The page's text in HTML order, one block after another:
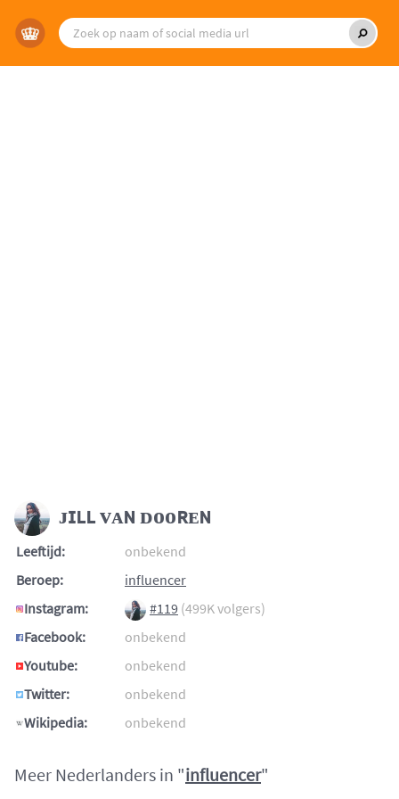
ᴊɪʟʟ ᴠᴀɴ ᴅᴏᴏʀᴇɴ
Leeftijd:
onbekend
Beroep:
influencer
Instagram:
#119 (499K volgers)
Facebook:
onbekend
Youtube:
onbekend
Twitter:
onbekend
Wikipedia:
onbekend
Meer Nederlanders in "influencer"